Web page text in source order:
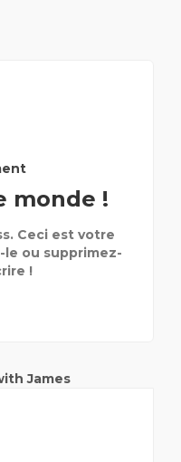
monde !
Ceci est votre
ou supprimez-
!